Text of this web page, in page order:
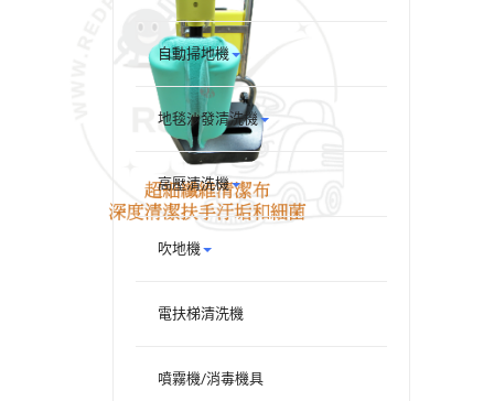
自動掃地機
地毯沙發清洗機
高壓清洗機
吹地機
電扶梯清洗機
噴霧機/消毒機具